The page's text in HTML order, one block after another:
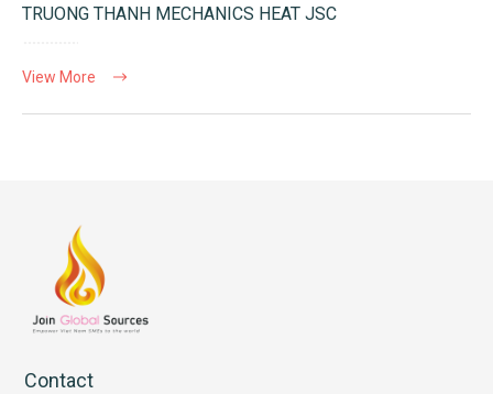
TRUONG THANH MECHANICS HEAT JSC
View More
Contact